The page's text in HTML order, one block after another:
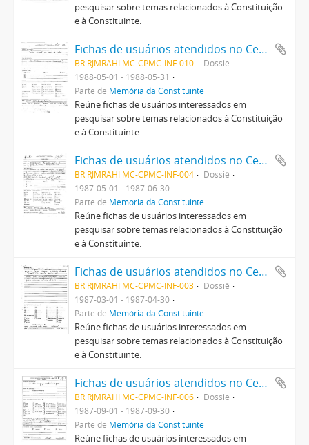
pesquisar sobre temas relacionados à Constituição
e à Constituinte.
Fichas de usuários atendidos no Centro Pró-Memória da Constituinte
BR RJMRAHI MC-CPMC-INF-010
Dossiê
1988-05-01 - 1988-05-31
Parte de Memória da Constituinte
Reúne fichas de usuários interessados em
pesquisar sobre temas relacionados à Constituição
e à Constituinte.
Fichas de usuários atendidos no Centro Pró-Memória da Constituinte
BR RJMRAHI MC-CPMC-INF-004
Dossiê
1987-05-01 - 1987-06-30
Parte de Memória da Constituinte
Reúne fichas de usuários interessados em
pesquisar sobre temas relacionados à Constituição
e à Constituinte.
Fichas de usuários atendidos no Centro Pró-Memória da Constituinte
BR RJMRAHI MC-CPMC-INF-003
Dossiê
1987-03-01 - 1987-04-30
Parte de Memória da Constituinte
Reúne fichas de usuários interessados em
pesquisar sobre temas relacionados à Constituição
e à Constituinte.
Fichas de usuários atendidos no Centro Pró-Memória da Constituinte
BR RJMRAHI MC-CPMC-INF-006
Dossiê
1987-09-01 - 1987-09-30
Parte de Memória da Constituinte
Reúne fichas de usuários interessados em